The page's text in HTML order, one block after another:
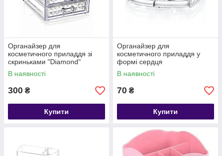
Органайзер для
косметичного приладдя зі
скриньками "Diamond"
В наявності
300 ₴
Купити
Органайзер для
косметичного приладдя у
формі сердця
В наявності
70 ₴
Купити